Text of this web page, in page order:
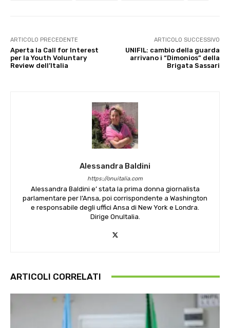
ARTICOLO PRECEDENTE
Aperta la Call for Interest
per la Youth Voluntary
Review dell’Italia
ARTICOLO SUCCESSIVO
UNIFIL: cambio della guarda
arrivano i “Dimonios” della
Brigata Sassari
Alessandra Baldini
https://onuitalia.com
Alessandra Baldini e’ stata la prima donna giornalista
parlamentare per l’Ansa, poi corrispondente a Washington
e responsabile degli uffici Ansa di New York e Londra.
Dirige OnuItalia.
ARTICOLI CORRELATI